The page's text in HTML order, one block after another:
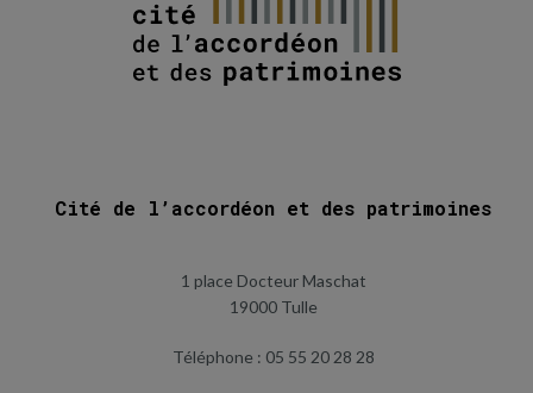
Cité de l’accordéon et des patrimoines
1 place Docteur Maschat
19000 Tulle
Téléphone : 05 55 20 28 28